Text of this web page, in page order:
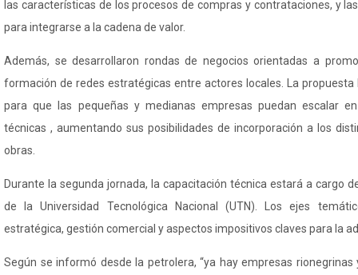
las características de los procesos de compras y contrataciones, y
para integrarse a la cadena de valor.
Además, se desarrollaron rondas de negocios orientadas a
formación de redes estratégicas entre actores locales. La
para que las pequeñas y medianas empresas puedan escalar
técnicas , aumentando sus posibilidades de incorporación a los
obras.
Durante la segunda jornada, la capacitación técnica estará a cargo
de la Universidad Tecnológica Nacional (UTN). Los ejes
estratégica, gestión comercial y aspectos impositivos claves para la
Según se informó desde la petrolera, “ya hay empresas rionegrinas